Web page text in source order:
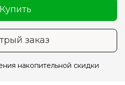
Купить
заказ
накопительной скидки